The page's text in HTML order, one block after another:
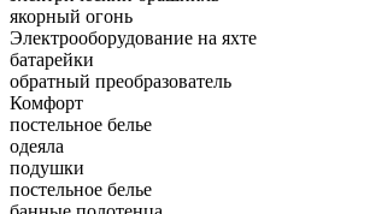
якорный огонь
Электрооборудование на яхте
батарейки
обратный преобразователь
Комфорт
постельное белье
одеяла
подушки
постельное белье